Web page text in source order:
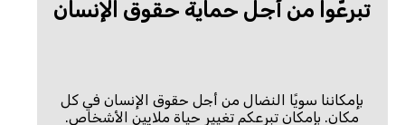
تبرعّوا من أجل حماية حقوق الإنسان
بإمكاننا سويًا النضال من أجل حقوق الإنسان في كل
مكان. بإمكان تبرعكم تغيير حياة ملايين الأشخاص.